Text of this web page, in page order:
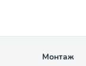
Монтаж